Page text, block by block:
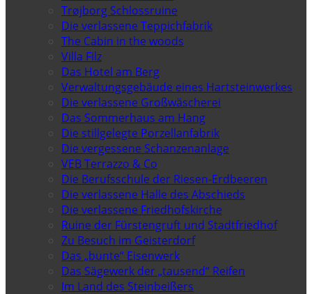
Trøjborg Schlossruine
Die verlassene Teppichfabrik
The Cabin in the woods
Villa Filz
Das Hotel am Berg
Verwaltungsgebäude eines Hartsteinwerkes
Die verlassene Großwäscherei
Das Sommerhaus am Hang
Die stillgelegte Porzellanfabrik
Die vergessene Schanzenanlage
VEB Terrazzo & Co
Die Berufsschule der Riesen-Erdbeeren
Die verlassene Halle des Abschieds
Die verlassene Friedhofskirche
Ruine der Fürstengruft und Stadtfriedhof
Zu Besuch im Geisterdorf
Das „bunte“ Eisenwerk
Das Sägewerk der „tausend“ Reifen
Im Land des Steinbeißers